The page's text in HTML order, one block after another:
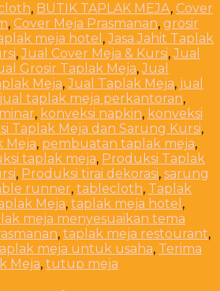
, BUTIK TAPLAK MEJA, Cover
, Cover Meja Prasmanan, grosir
meja hotel ,Jasa Jahit Taplak
,Jual Cover Meja & Kursi,Jual
Grosir Taplak Meja,Jual
Meja,Jual Taplak Meja, jual
jual taplak meja perkantoran,
, konveksi napkin, konveksi
Taplak Meja dan Sarung Kursi,
Meja, pembuatan taplak meja,
taplak meja, Produksi Taplak
, Produksi tirai dekorasi, sarung
runner, tablecloth, Taplak
Meja, taplak meja hotel ,
meja menyesuaikan tema
, taplak meja restourant,
meja untuk usaha, Terima
Meja, tutup meja